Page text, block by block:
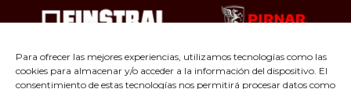
Para ofrecer las mejores experiencias, utilizamos tecnologías como las
cookies para almacenar y/o acceder a la información del dispositivo. El
consentimiento de estas tecnologías nos permitirá procesar datos como